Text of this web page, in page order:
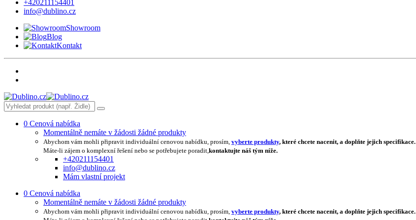
+420211154401
info@dublino.cz
Showroom
Blog
Kontakt
0 Cenová nabídka
Momentálně nemáte v žádosti žádné produkty
Abychom vám mohli připravit individuální cenovou nabídku, prosím, vyberte produkty, které chcete nacenit, a doplňte jejich specifikace.
Máte-li zájem o komplexní řešení nebo se potřebujete poradit,kontaktujte náš tým níže.
+420211154401
info@dublino.cz
Mám vlastní projekt
0 Cenová nabídka
Momentálně nemáte v žádosti žádné produkty
Abychom vám mohli připravit individuální cenovou nabídku, prosím, vyberte produkty, které chcete nacenit, a doplňte jejich specifikace.